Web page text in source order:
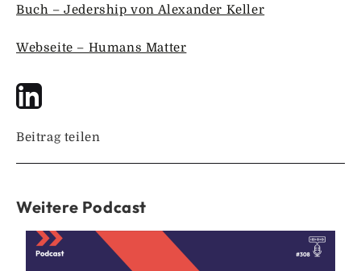
Buch – Jedership von Alexander Keller
Webseite – Humans Matter
Beitrag teilen
Weitere Podcast